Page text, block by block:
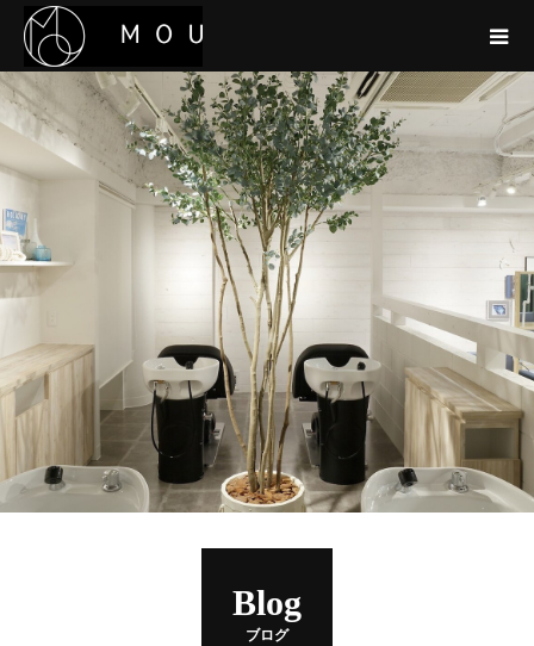
Blog
ブログ